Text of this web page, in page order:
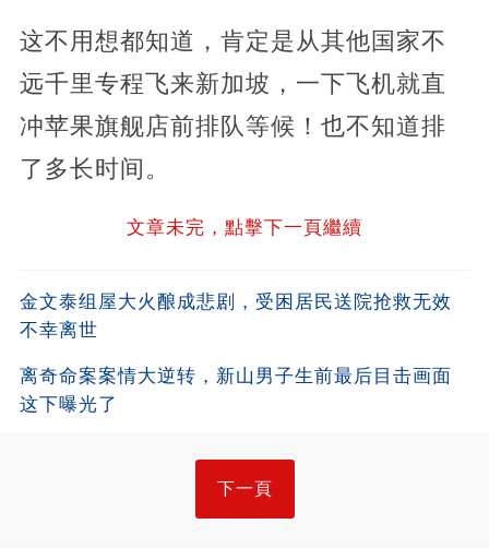
这不用想都知道，肯定是从其他国家不
远千里专程飞来新加坡，一下飞机就直
冲苹果旗舰店前排队等候！也不知道排
了多长时间。
文章未完，點擊下一頁繼續
金文泰组屋大火酿成悲剧，受困居民送院抢救无效
不幸离世
离奇命案案情大逆转，新山男子生前最后目击画面
这下曝光了
下一頁